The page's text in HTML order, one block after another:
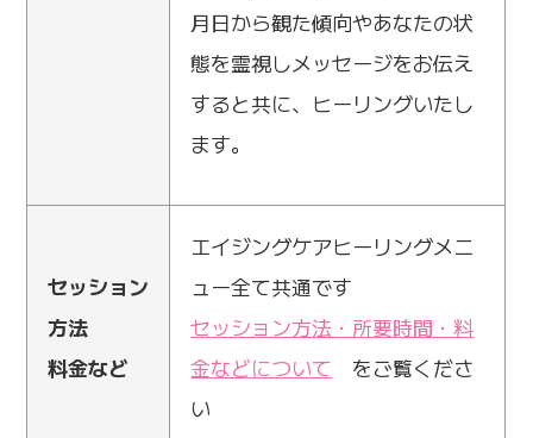
月日から観た傾向やあなたの状
態を霊視しメッセージをお伝え
すると共に、ヒーリングいたし
ます。
セッション
方法
料金など
エイジングケアヒーリングメニ
ュー全て共通です
セッション方法・所要時間・料
金などについて をご覧くださ
い